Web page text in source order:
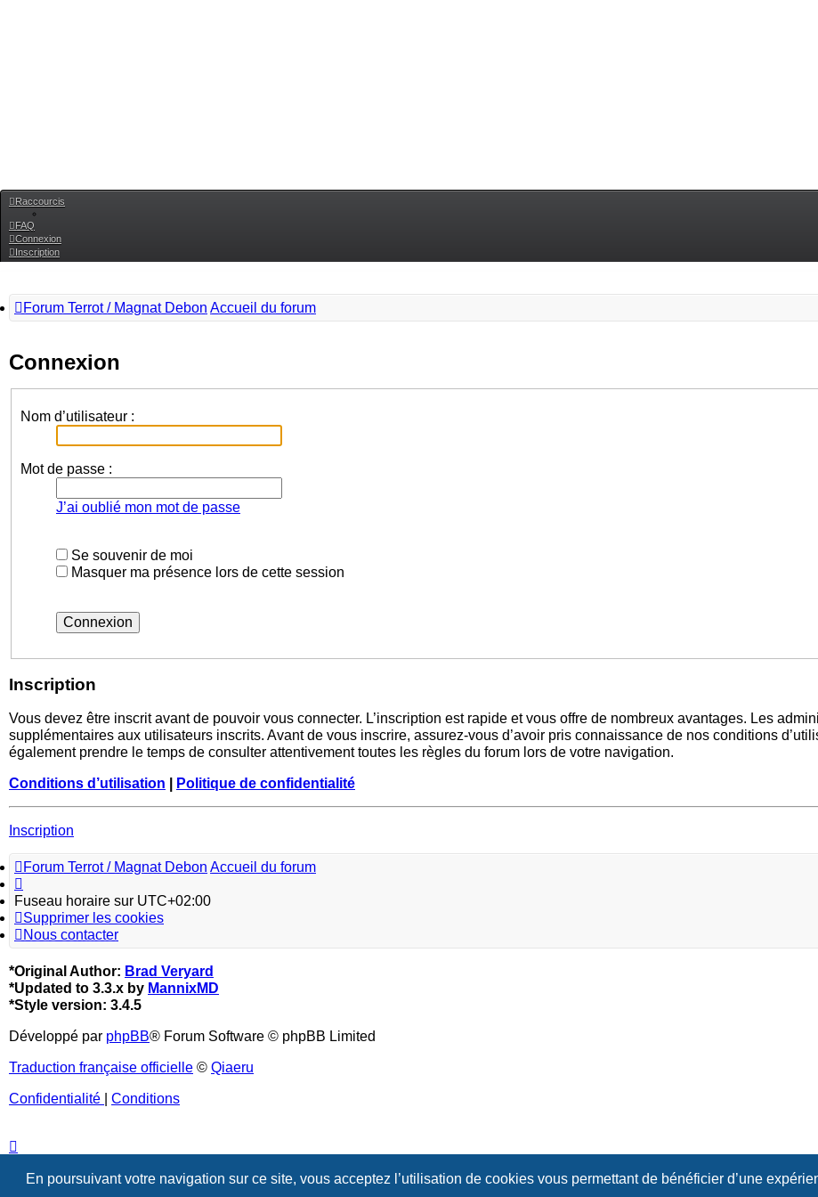
En poursuivant votre navigation sur ce site, vous acceptez l’utilisation de cookies vous permettant de bénéficier d’une
Raccourcis
FAQ
Connexion
Inscription
Forum Terrot / Magnat Debon Accueil du forum
Connexion
Nom d’utilisateur :
Mot de passe :
J’ai oublié mon mot de passe
Se souvenir de moi
Masquer ma présence lors de cette session
Inscription
Vous devez être inscrit avant de pouvoir vous connecter. L’inscription est rapide et vous offre de nombreux avantages. Les
supplémentaires aux utilisateurs inscrits. Avant de vous inscrire, assurez-vous d’avoir pris connaissance de nos conditions
également prendre le temps de consulter attentivement toutes les règles du forum lors de votre navigation.
Conditions d’utilisation Politique de confidentialité
Inscription
Forum Terrot / Magnat Debon Accueil du forum
Fuseau horaire sur UTC+02:00
Supprimer les cookies
Nous contacter
*Original Author: Brad Veryard
*Updated to 3.3.x by MannixMD
*Style version: 3.4.5
Développé par phpBB® Forum Software © phpBB Limited
Traduction française officielle © Qiaeru
Confidentialité Conditions